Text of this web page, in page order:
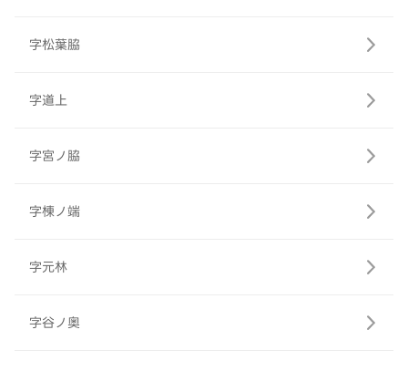
字松葉脇
字道上
字宮ノ脇
字棟ノ端
字元林
字谷ノ奥